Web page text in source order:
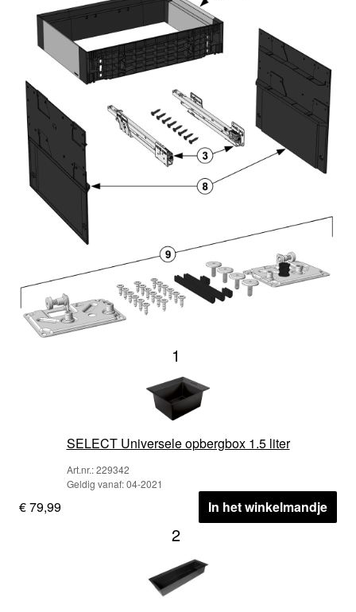
1
SELECT Universele opbergbox 1.5 liter
Art.nr.: 229342
Geldig vanaf: 04-2021
€ 79,99 In het winkelmandje
2